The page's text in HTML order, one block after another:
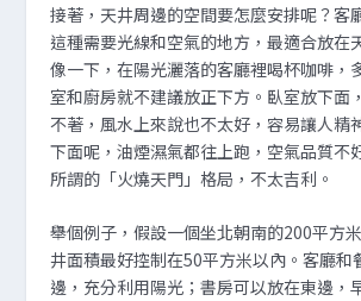
接著，天井周邊的空間要怎麼安排呢？客
這種需要光線和空氣的地方，最適合放在
像一下，在陽光灑落的客廳裡喝杯咖啡，
室和廚房就不建議放正下方。臥室放下面
不著，風水上來說也不太好，容易讓人精
下面呢，油煙濕氣都往上跑，空氣品質不
所謂的「火燒天門」格局，不太吉利。
舉個例子，假設一個坐北朝南的200平方
井面積最好控制在50平方米以內。客廳和
邊，充分利用陽光；書房可以放在東邊，